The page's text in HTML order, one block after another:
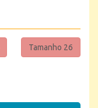
Tamanho 26